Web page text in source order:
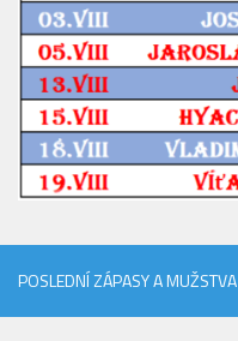
Historie MB
Zápasy MB 2025/26
2023/24
2022/23
2019/20
2018/19
POSLEDNÍ ZÁPASY A MUŽSTVA